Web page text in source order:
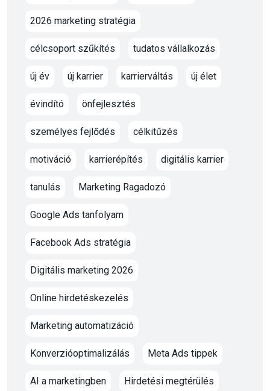
2026 marketing stratégia
célcsoport szűkítés tudatos vállalkozás
új év új karrier karrierváltás új élet
évindító önfejlesztés
személyes fejlődés célkitűzés
motiváció karrierépítés digitális karrier
tanulás Marketing Ragadozó
Google Ads tanfolyam
Facebook Ads stratégia
Digitális marketing 2026
Online hirdetéskezelés
Marketing automatizáció
Konverzióoptimalizálás Meta Ads tippek
AI a marketingben Hirdetési megtérülés